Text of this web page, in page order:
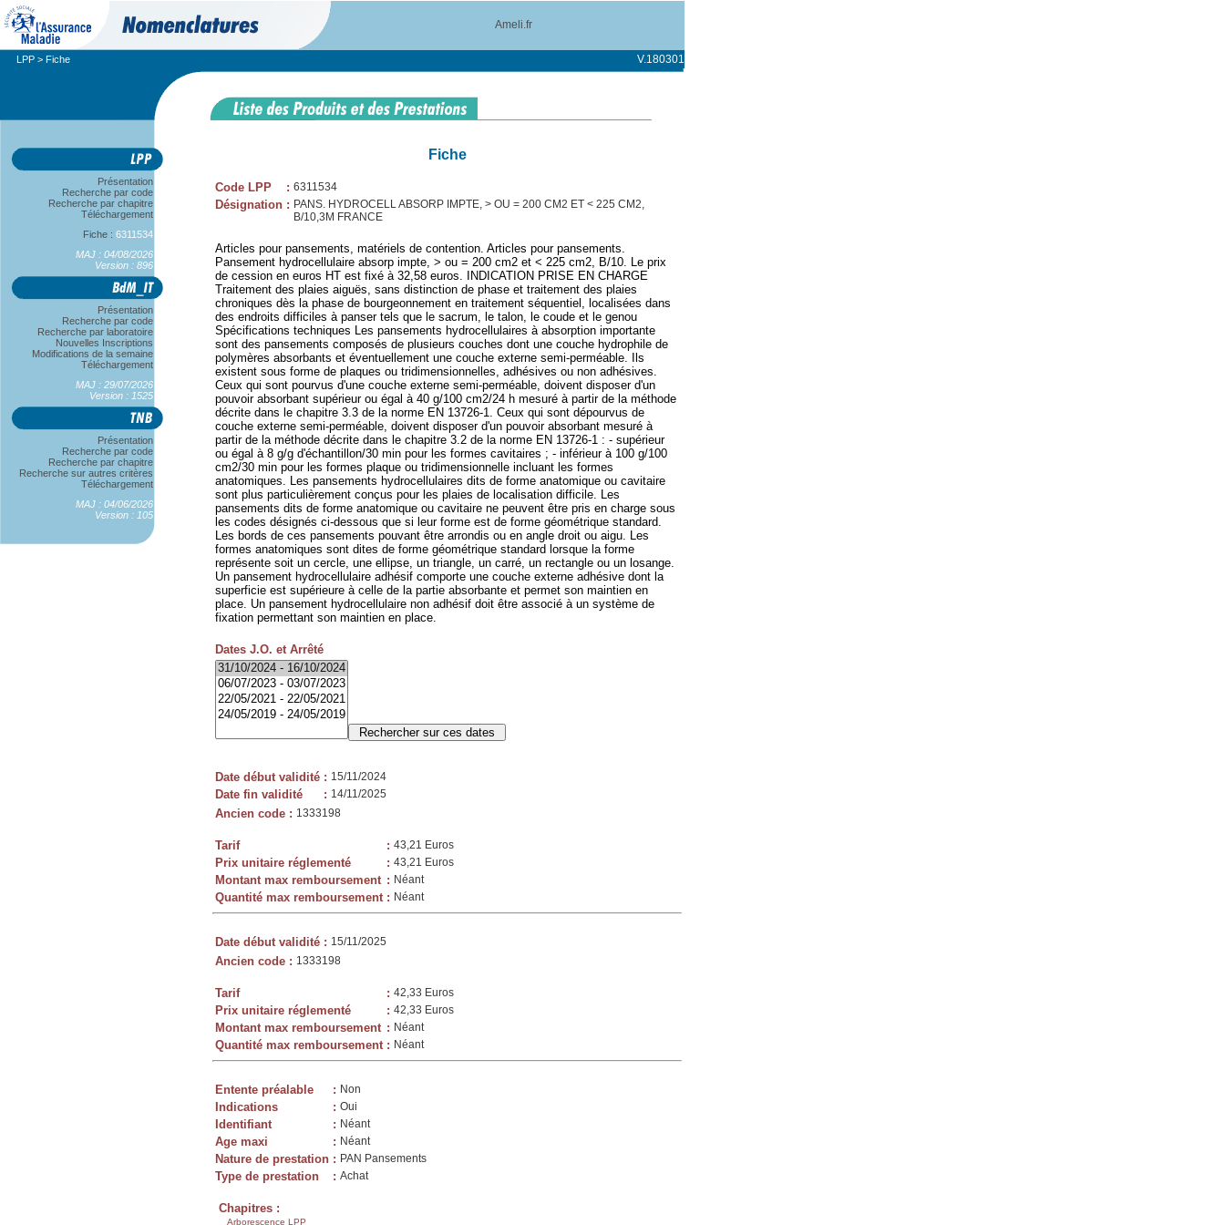
Ameli.fr
LPP > Fiche V.180301
Présentation
Recherche par code
Recherche par chapitre
Téléchargement
Fiche : 6311534
MAJ : 04/08/2026
Version : 896
Présentation
Recherche par code
Recherche par laboratoire
Nouvelles Inscriptions
Modifications de la semaine
Téléchargement
MAJ : 29/07/2026
Version : 1525
Présentation
Recherche par code
Recherche par chapitre
Recherche sur autres critères
Téléchargement
MAJ : 04/06/2026
Version : 105
Fiche
Code LPP : 6311534
Désignation : PANS. HYDROCELL ABSORP IMPTE, > OU = 200 CM2 ET < 225 CM2,
B/10,3M FRANCE
Articles pour pansements, matériels de contention. Articles pour pansements.
Pansement hydrocellulaire absorp impte, > ou = 200 cm2 et < 225 cm2, B/10. Le prix
de cession en euros HT est fixé à 32,58 euros. INDICATION PRISE EN CHARGE
Traitement des plaies aiguës, sans distinction de phase et traitement des plaies
chroniques dès la phase de bourgeonnement en traitement séquentiel, localisées dans
des endroits difficiles à panser tels que le sacrum, le talon, le coude et le genou
Spécifications techniques Les pansements hydrocellulaires à absorption importante
sont des pansements composés de plusieurs couches dont une couche hydrophile de
polymères absorbants et éventuellement une couche externe semi-perméable. Ils
existent sous forme de plaques ou tridimensionnelles, adhésives ou non adhésives.
Ceux qui sont pourvus d'une couche externe semi-perméable, doivent disposer d'un
pouvoir absorbant supérieur ou égal à 40 g/100 cm2/24 h mesuré à partir de la méthode
décrite dans le chapitre 3.3 de la norme EN 13726-1. Ceux qui sont dépourvus de
couche externe semi-perméable, doivent disposer d'un pouvoir absorbant mesuré à
partir de la méthode décrite dans le chapitre 3.2 de la norme EN 13726-1 : - supérieur
ou égal à 8 g/g d'échantillon/30 min pour les formes cavitaires ; - inférieur à 100 g/100
cm2/30 min pour les formes plaque ou tridimensionnelle incluant les formes
anatomiques. Les pansements hydrocellulaires dits de forme anatomique ou cavitaire
sont plus particulièrement conçus pour les plaies de localisation difficile. Les
pansements dits de forme anatomique ou cavitaire ne peuvent être pris en charge sous
les codes désignés ci-dessous que si leur forme est de forme géométrique standard.
Les bords de ces pansements pouvant être arrondis ou en angle droit ou aigu. Les
formes anatomiques sont dites de forme géométrique standard lorsque la forme
représente soit un cercle, une ellipse, un triangle, un carré, un rectangle ou un losange.
Un pansement hydrocellulaire adhésif comporte une couche externe adhésive dont la
superficie est supérieure à celle de la partie absorbante et permet son maintien en
place. Un pansement hydrocellulaire non adhésif doit être associé à un système de
fixation permettant son maintien en place.
Dates J.O. et Arrêté
Date début validité : 15/11/2024
Date fin validité : 14/11/2025
Ancien code : 1333198
Tarif : 43,21 Euros
Prix unitaire réglementé : 43,21 Euros
Montant max remboursement : Néant
Quantité max remboursement : Néant
Date début validité : 15/11/2025
Ancien code : 1333198
Tarif : 42,33 Euros
Prix unitaire réglementé : 42,33 Euros
Montant max remboursement : Néant
Quantité max remboursement : Néant
Entente préalable : Non
Indications : Oui
Identifiant : Néant
Age maxi : Néant
Nature de prestation : PAN Pansements
Type de prestation : Achat
Chapitres :
Arborescence LPP